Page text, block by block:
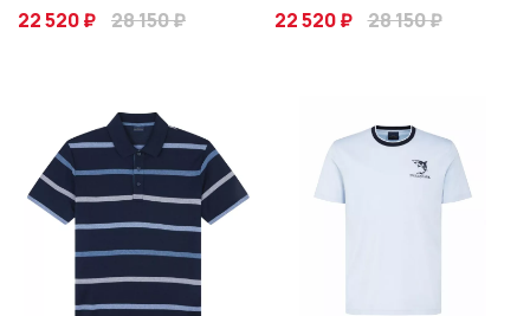
22 520 ₽ 28 150 ₽ 22 520 ₽ 28 150 ₽